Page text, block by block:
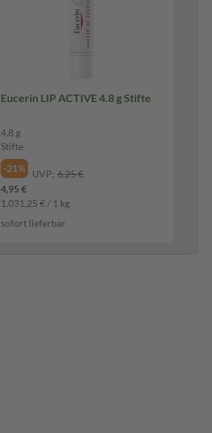
Eucerin LIP ACTIVE 4.8 g Stifte
4.8 g
Stifte
-21%
UVP: 6,25 €
4,95 €
1.031,25 € / 1 kg
sofort lieferbar